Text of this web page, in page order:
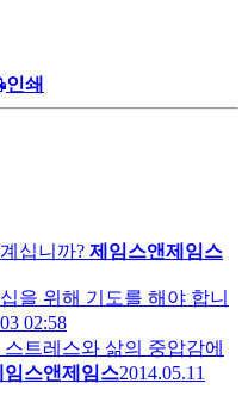
인쇄
십니까? 제임스앤제임스
을 위해 기도를 해야 합니
02:58
트레스와 삶의 중압감에
임스앤제임스2014.05.11